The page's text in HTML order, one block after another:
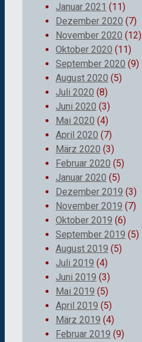
Januar 2021 (11)
Dezember 2020 (7)
November 2020 (12)
Oktober 2020 (11)
September 2020 (9)
August 2020 (5)
Juli 2020 (8)
Juni 2020 (3)
Mai 2020 (4)
April 2020 (7)
März 2020 (3)
Februar 2020 (5)
Januar 2020 (5)
Dezember 2019 (3)
November 2019 (7)
Oktober 2019 (6)
September 2019 (5)
August 2019 (5)
Juli 2019 (4)
Juni 2019 (3)
Mai 2019 (5)
April 2019 (5)
März 2019 (4)
Februar 2019 (9)